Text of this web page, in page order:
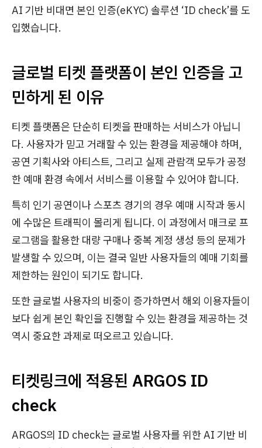
AI 기반 비대면 본인 인증(eKYC) 솔루션 ‘ID check’를 도
입했습니다.
글로벌 티켓 플랫폼이 본인 인증을 고
민하게 된 이유
티켓 플랫폼은 단순히 티켓을 판매하는 서비스가 아닙니
다. 사용자가 믿고 거래할 수 있는 환경을 제공해야 하며,
공연 기획사와 아티스트, 그리고 실제 관람객 모두가 공정
한 예매 환경 속에서 서비스를 이용할 수 있어야 합니다.
특히 인기 공연이나 스포츠 경기의 경우 예매 시작과 동시
에 수많은 트래픽이 몰리게 됩니다. 이 과정에서 매크로 프
로그램을 활용한 대량 구매나 중복 계정 생성 등의 문제가
발생할 수 있으며, 이는 결국 일반 사용자들의 예매 기회를
제한하는 원인이 되기도 합니다.
또한 글로벌 사용자의 비중이 증가하면서 해외 이용자들이
보다 쉽게 본인 확인을 진행할 수 있는 환경을 제공하는 것
역시 중요한 과제로 떠오르고 있습니다.
티켓링크에 적용된 ARGOS ID
check
ARGOS의 ID check는 글로벌 사용자를 위한 AI 기반 비